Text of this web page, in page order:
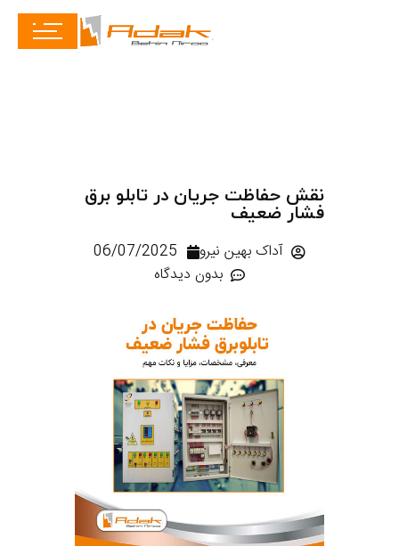
نقش حفاظت جریان در تابلو برق
فشار ضعیف
آداک بهین نیرو
06/07/2025
بدون دیدگاه